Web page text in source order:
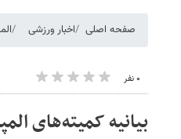
صفحه اصلی اخبار ورزشی
۰ نفر
بیانیه کمیته‌های